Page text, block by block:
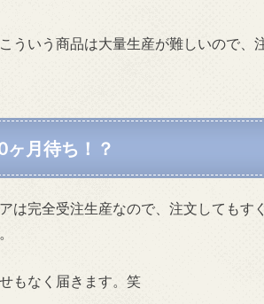
ういう商品は大量生産が難しいので、
月待ち！？
は完全受注生産なので、注文してもす
もなく届きます。笑